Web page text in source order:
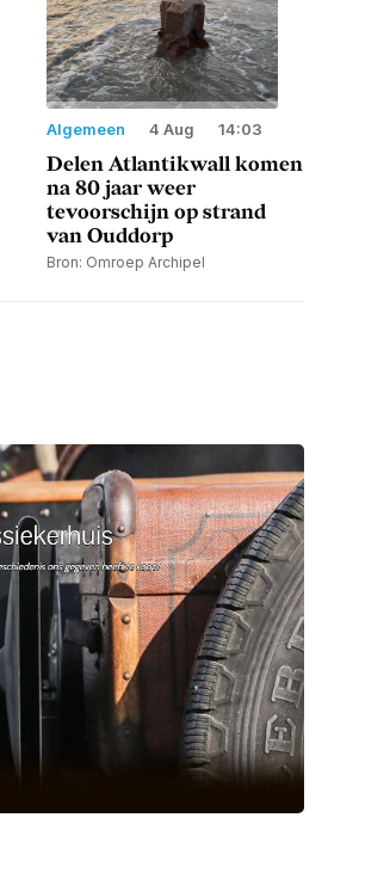
Algemeen 4 Aug 14:03
Delen Atlantikwall komen
na 80 jaar weer
tevoorschijn op strand
van Ouddorp
Bron: Omroep Archipel